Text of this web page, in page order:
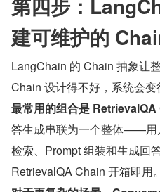
建可维护的
LangChain 的 Chain 抽象让
Chain 设计得不好，系统会变
最常用的组合是 RetrievalQA
答生成串联为一个整体——用
检索、Prompt 组装和生成回
RetrievalQA Chain 开箱即用。